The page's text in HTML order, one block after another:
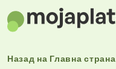
Назад на Главна страна